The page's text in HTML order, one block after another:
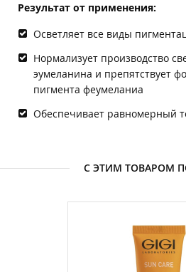
Результат от применения:
Осветляет все виды
Нормализует производство
эумеланина и препятствует
пигмента феумеланиа
Обеспечивает равномерный
С ЭТИМ ТОВАРОМ